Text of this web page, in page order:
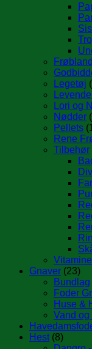
Legetøj
Lori og
Nødder
Pellets
Rene
Tilbehør
Gnaver (23)
Bundlag
Foder
Huse &
Vand
Hest (8)